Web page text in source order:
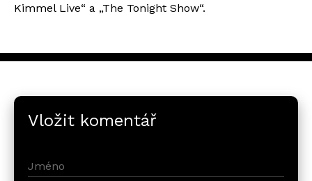
Kimmel Live“ a „The Tonight Show“.
Vložit komentář